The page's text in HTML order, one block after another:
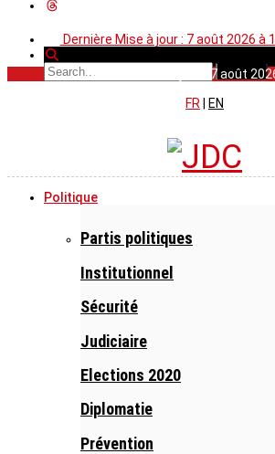
Dernière Mise à jour : 7 août 2026 à
Dernière Mise à jour : 7 août
FR
EN
Politique
Partis politiques
Institutionnel
Sécurité
Judiciaire
Elections 2020
Diplomatie
Prévention